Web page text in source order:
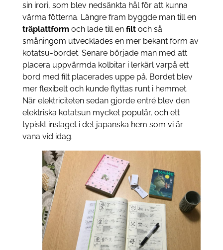
sin irori, som blev nedsänkta hål för att kunna
värma fötterna. Längre fram byggde man till en
träplattform och lade till en filtoch så
småningom utvecklades en mer bekant form av
kotatsu-bordet. Senare började man med att
placera uppvärmda kolbitar i lerkärl varpå ett
bord med filt placerades uppe på. Bordet blev
mer flexibelt och kunde flyttas runt i hemmet.
När elektriciteten sedan gjorde entré blev den
elektriska kotatsun mycket populär, och ett
typiskt inslaget i det japanska hem som vi är
vana vid idag.